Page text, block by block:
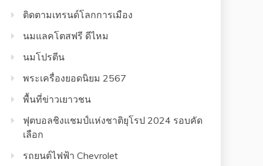
ติดตามเทรนด์โลกการเมือง
นมแลคโตสฟรี ดีไหม
นมโปรตีน
พระเครื่องยอดนิยม 2567
พื้นที่ข่าวเยาวชน
ฟุตบอลชิงแชมป์แห่งชาติยุโรป 2024 รอบคัด
เลือก
รถยนต์ไฟฟ้า Chevrolet